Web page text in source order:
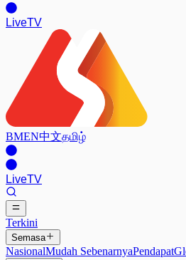
LiveTV
BMEN中文தமிழ்
LiveTV
Terkini
Semasa
NasionalMudah SebenarnyaPendapat